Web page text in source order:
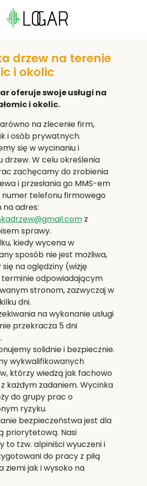
drzew na terenie
i okolic
oferuje swoje usługi na
i okolic.
na zlecenie firm,
i osób prywatnych.
się w wycinaniu i
drzew. W celu określenia
zachęcamy do zrobienia
i przesłania go MMS-em
numer telefonu firmowego
na adres:
z
sprawy.
kiedy wycena w
sposób nie jest możliwa,
na oględziny (wizję
odpowiadającym
stronom, zazwyczaj w
dni.
na wykonanie usługi
przekracza 5 dni
solidnie i bezpiecznie.
wykwalifikowanych
którzy wiedzą jak fachowo
każdym zadaniem. Wycinka
do grupy prac o
ryzyku.
bezpieczeństwa jest dla
priorytetową. Nasi
to tzw. alpiniści wyuczeni i
do pracy z piłą
ziemi jak i wysoko na